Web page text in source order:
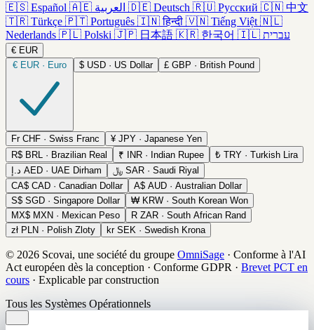
🇪🇸 Español 🇦🇪 العربية 🇩🇪 Deutsch 🇷🇺 Русский 🇨🇳 中文
🇹🇷 Türkçe 🇵🇹 Português 🇮🇳 हिन्दी 🇻🇳 Tiếng Việt 🇳🇱
Nederlands 🇵🇱 Polski 🇯🇵 日本語 🇰🇷 한국어 🇮🇱 עברית
€ EUR
€ EUR · Euro $ USD · US Dollar £ GBP · British Pound
Fr CHF · Swiss Franc ¥ JPY · Japanese Yen
R$ BRL · Brazilian Real ₹ INR · Indian Rupee ₺ TRY · Turkish Lira
د.إ AED · UAE Dirham ﷼ SAR · Saudi Riyal
CA$ CAD · Canadian Dollar A$ AUD · Australian Dollar
S$ SGD · Singapore Dollar ₩ KRW · South Korean Won
MX$ MXN · Mexican Peso R ZAR · South African Rand
zł PLN · Polish Zloty kr SEK · Swedish Krona
© 2026 Scovai, une société du groupe OmniSage · Conforme à l'AI
Act européen dès la conception · Conforme GDPR · Brevet PCT en
cours · Explicable par construction
Tous les Systèmes Opérationnels